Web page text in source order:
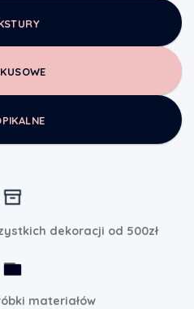
dekoracji od 500zł
materiałów